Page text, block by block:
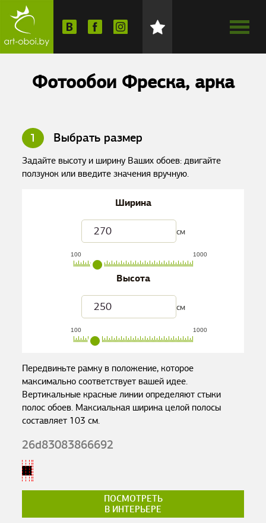
Фотообои Фреска, арка
1 Выбрать размер
Задайте высоту и ширину Ваших обоев: двигайте
ползунок или введите значения вручную.
Ширина
см
100 1000
Высота
см
100 1000
Передвиньте рамку в положение, которое
максимально соответствует вашей идее.
Вертикальные красные линии определяют стыки
полос обоев. Максиальная ширина целой полосы
составляет 103 см.
26d83083866692
ПОСМОТРЕТЬ
В ИНТЕРЬЕРЕ